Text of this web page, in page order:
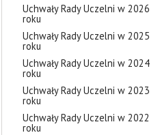
Uchwały Rady Uczelni w 2026
roku
Uchwały Rady Uczelni w 2025
roku
Uchwały Rady Uczelni w 2024
roku
Uchwały Rady Uczelni w 2023
roku
Uchwały Rady Uczelni w 2022
roku